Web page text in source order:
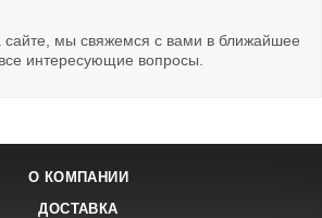
мы свяжемся с вами в ближайшее
интересующие вопросы.
О КОМПАНИИ
ДОСТАВКА